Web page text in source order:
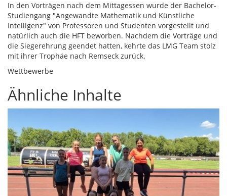
In den Vorträgen nach dem Mittagessen wurde der Bachelor-
Studiengang "Angewandte Mathematik und Künstliche
Intelligenz" von Professoren und Studenten vorgestellt und
natürlich auch die HFT beworben. Nachdem die Vorträge und
die Siegerehrung geendet hatten, kehrte das LMG Team stolz
mit ihrer Trophäe nach Remseck zurück.
Wettbewerbe
Ähnliche Inhalte